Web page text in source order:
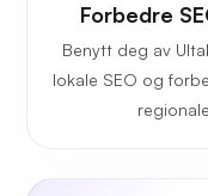
Forbedre
Benytt deg av
lokale SEO og